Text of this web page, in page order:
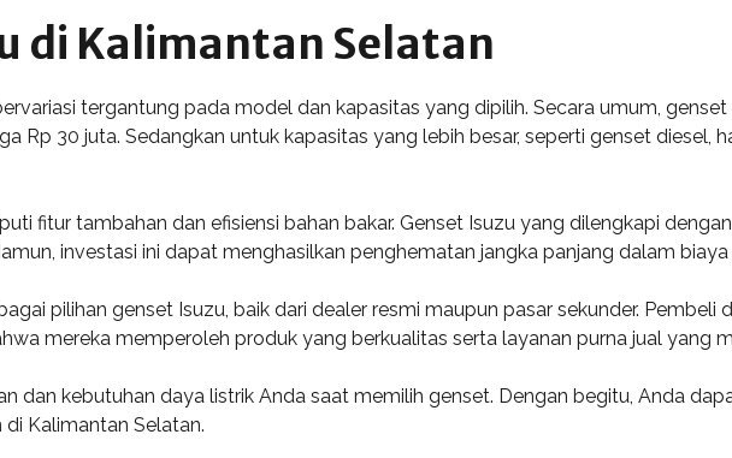
di Kalimantan Selatan
tergantung pada model dan kapasitas yang dipilih. Secara umum,
Rp 30 juta. Sedangkan untuk kapasitas yang lebih besar, seperti genset diesel,
fitur tambahan dan efisiensi bahan bakar. Genset Isuzu yang dilengkapi
investasi ini dapat menghasilkan penghematan jangka panjang dalam
pilihan genset Isuzu, baik dari dealer resmi maupun pasar sekunder. Pembeli
mereka memperoleh produk yang berkualitas serta layanan purna jual yang
dan kebutuhan daya listrik Anda saat memilih genset. Dengan begitu, Anda
Kalimantan Selatan.